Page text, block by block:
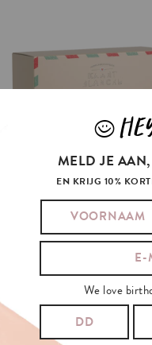
J
MELD JE
EN KRIJG 10%
We love